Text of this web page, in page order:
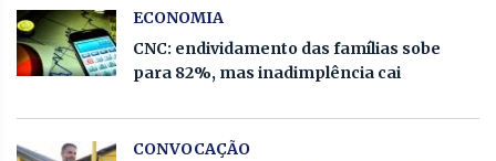
ECONOMIA
CNC: endividamento das famílias sobe
para 82%, mas inadimplência cai
CONVOCAÇÃO